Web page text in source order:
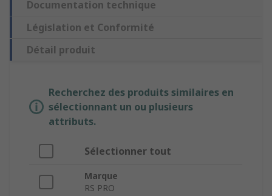
Documentation technique
Législation et Conformité
Détail produit
Recherchez des produits similaires en
sélectionnant un ou plusieurs
attributs.
Sélectionner tout
Marque
RS PRO